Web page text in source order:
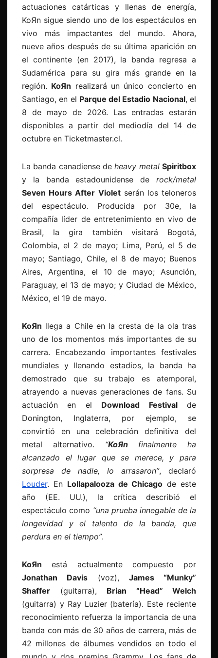
actuaciones catárticas y llenas de energía,
KoЯn sigue siendo uno de los espectáculos en
vivo más impactantes del mundo. Ahora,
nueve años después de su última aparición en
el continente (en 2017), la banda regresa a
Sudamérica para su gira más grande en la
región. KoЯn realizará un único concierto en
Santiago, en el Parque del Estadio Nacional, el
8 de mayo de 2026. Las entradas estarán
disponibles a partir del mediodía del 14 de
octubre en Ticketmaster.cl.
La banda canadiense deheavy metal Spiritbox
y la banda estadounidense de rock/metal
Seven Hours After Violetserán los teloneros
del espectáculo. Producida por 30e, la
compañía líder de entretenimiento en vivo de
Brasil, la gira también visitará Bogotá,
Colombia, el 2 de mayo; Lima, Perú, el 5 de
mayo; Santiago, Chile, el 8 de mayo; Buenos
Aires, Argentina, el 10 de mayo; Asunción,
Paraguay, el 13 de mayo; y Ciudad de México,
México, el 19 de mayo.
KoЯn llega a Chile en la cresta de la ola tras
uno de los momentos más importantes de su
carrera. Encabezando importantes festivales
mundiales y llenando estadios, la banda ha
demostrado que su trabajo es atemporal,
atrayendo a nuevas generaciones de fans. Su
actuación en el Download Festivalde
Donington, Inglaterra, por ejemplo, se
convirtió en una celebración definitiva del
metal alternativo. “KoЯnfinalmente ha
alcanzado el lugar que se merece, y para
sorpresa de nadie, lo arrasaron”, declaró
Louder. En Lollapalooza de Chicago de este
año (EE. UU.), la crítica describió el
espectáculo como “una prueba innegable de la
longevidad y el talento de la banda, que
perdura en el tiempo”.
KoЯn está actualmente compuesto por
Jonathan Davis (voz), James “Munky”
Shaffer (guitarra), Brian “Head” Welch
(guitarra) y Ray Luzier (batería). Este reciente
reconocimiento refuerza la importancia de una
banda con más de 30 años de carrera, más de
42 millones de álbumes vendidos en todo el